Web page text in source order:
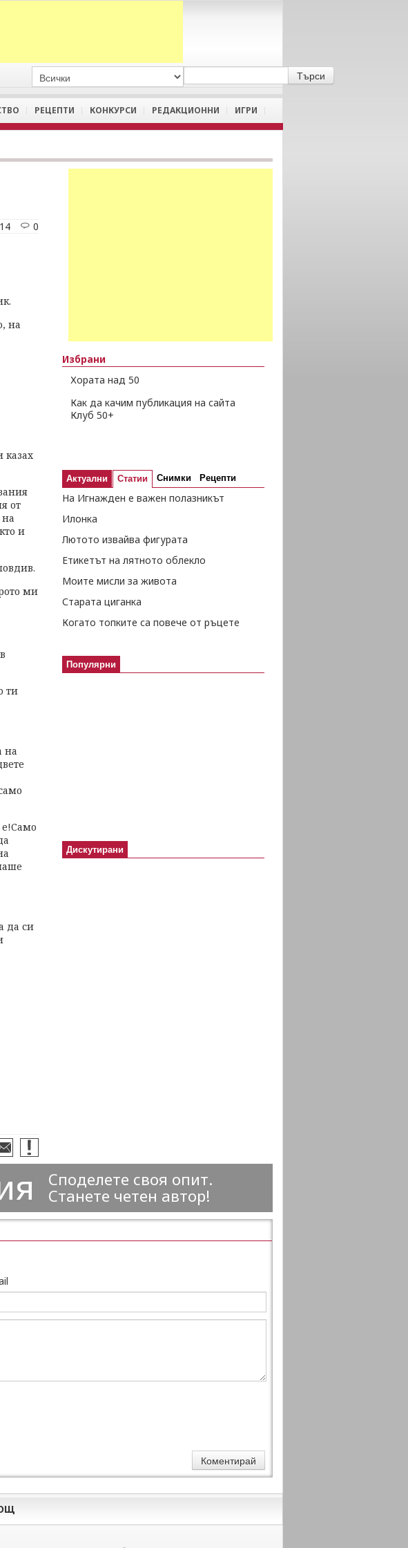
РЕЦЕПТИ КОНКУРСИ РЕДАКЦИОННИ ИГРИ
0
на
казах
от
и
ми
ти
на
е!Само
да си
Избрани
Хората над 50
Как да качим публикация на сайта
Клуб 50+
Актуални Статии Снимки Рецепти
На Игнажден е важен полазникът
Илонка
Лютото извайва фигурата
Етикетът на лятното облекло
Моите мисли за живота
Старата циганка
Когато топките са повече от ръцете
Популярни
Дискутирани
Споделете своя опит.
Станете четен автор!